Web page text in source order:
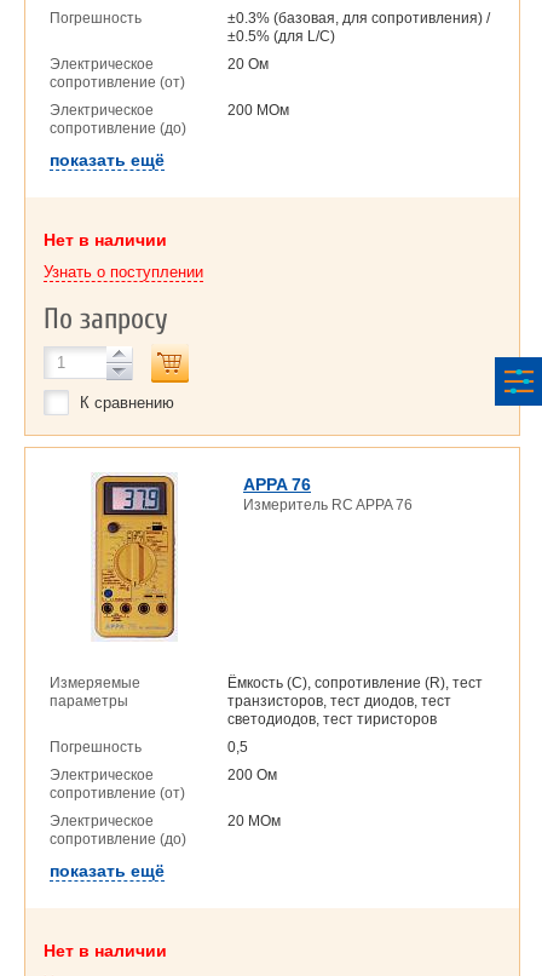
Погрешность
±0.3% (базовая, для сопротивления) /
±0.5% (для L/C)
Электрическое
сопротивление (от)
20 Ом
Электрическое
сопротивление (до)
200 МОм
показать ещё
Нет в наличии
Узнать о поступлении
По запросу
К сравнению
APPA 76
Измеритель RC APPA 76
Измеряемые
параметры
Ёмкость (C), сопротивление (R), тест
транзисторов, тест диодов, тест
светодиодов, тест тиристоров
Погрешность
0,5
Электрическое
сопротивление (от)
200 Ом
Электрическое
сопротивление (до)
20 МОм
показать ещё
Нет в наличии